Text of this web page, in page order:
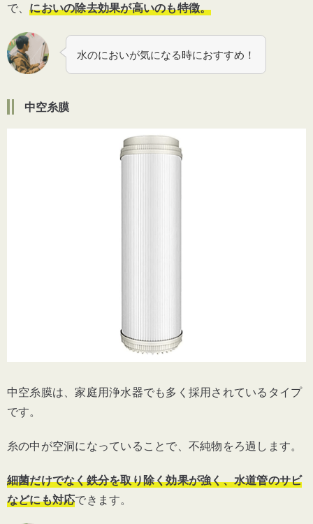
で、においの除去効果が高いのも特徴。
水のにおいが気になる時におすすめ！
中空糸膜
中空糸膜は、家庭用浄水器でも多く採用されているタイプ
です。
糸の中が空洞になっていることで、不純物をろ過します。
細菌だけでなく鉄分を取り除く効果が強く、水道管のサビ
などにも対応できます。